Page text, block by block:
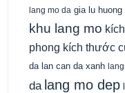
lang mo da gia lu huong
khu lang mo
phong kích thước
da lan can da xanh
da lang mo dep